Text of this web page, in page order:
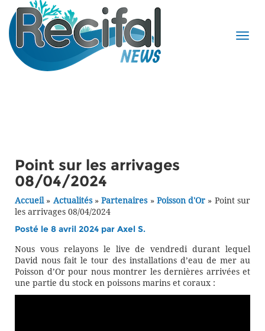
Point sur les arrivages
08/04/2024
Accueil» Actualités»Partenaires» Poisson d'Or » Point sur
les arrivages 08/04/2024
Posté le 8 avril 2024 par Axel S.
Nous vous relayons le live de vendredi durant lequel
David nous fait le tour des installations d’eau de mer au
Poisson d’Or pour nous montrer les dernières arrivées et
une partie du stock en poissons marins et coraux :